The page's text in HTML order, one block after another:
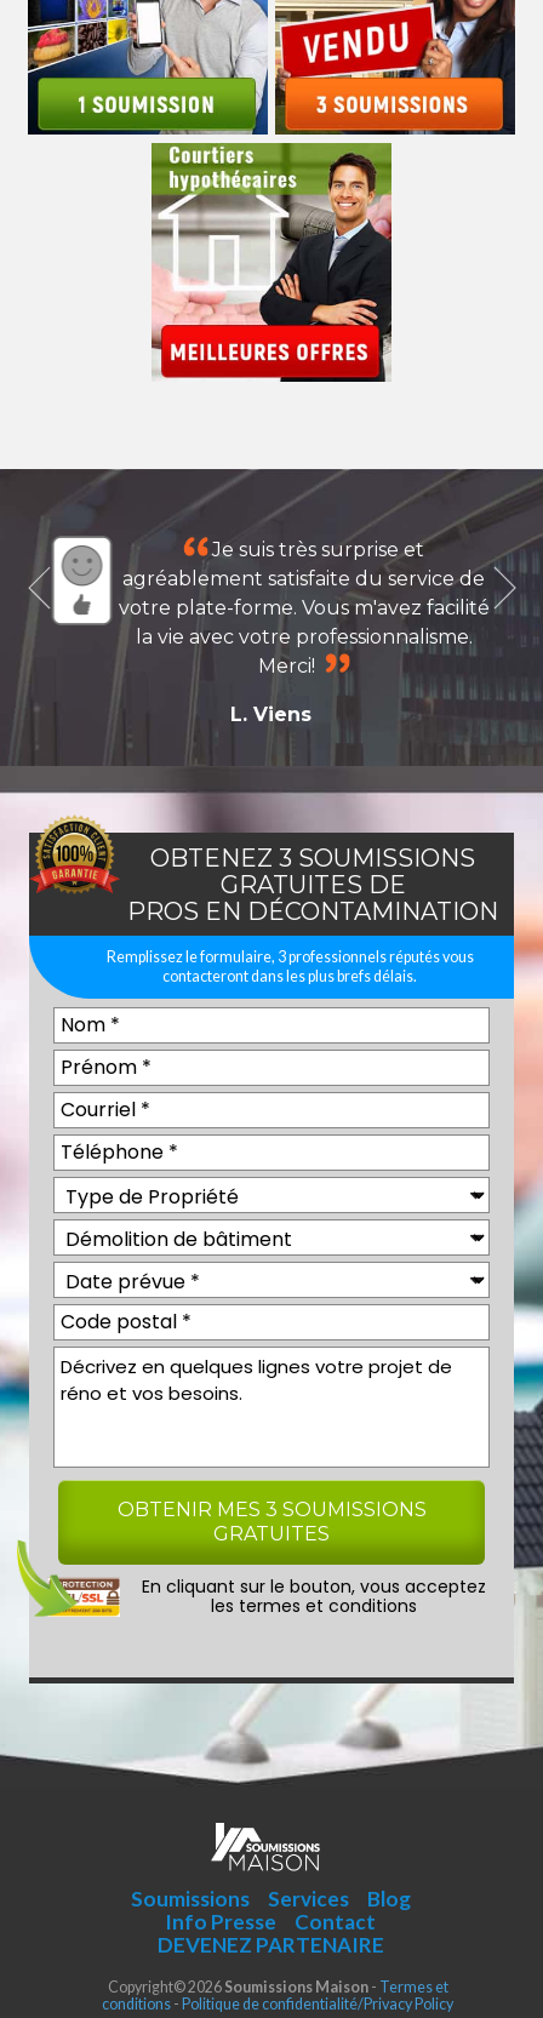
Je suis très surprise et
agréablement satisfaite du service de
votre plate-forme. Vous m'avez facilité
la vie avec votre professionnalisme.
Merci!
L. Viens
OBTENEZ 3 SOUMISSIONS
GRATUITES DE
PROS EN DÉCONTAMINATION
Remplissez le formulaire, 3 professionnels réputés vous
contacteront dans les plus brefs délais.
En cliquant sur le bouton, vous acceptez
les termes et conditions
Soumissions Services
Blog
Info Presse
Contact
DEVENEZ PARTENAIRE
Copyright© 2026 Soumissions Maison- Termes et
conditions - Politique de confidentialité/Privacy Policy